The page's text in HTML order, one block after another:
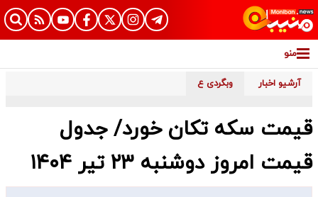
منو
آرشیو اخبار وبگردی ع
قیمت سکه تکان خورد/ جدول
قیمت امروز دوشنبه ۲۳ تیر ۱۴۰۴